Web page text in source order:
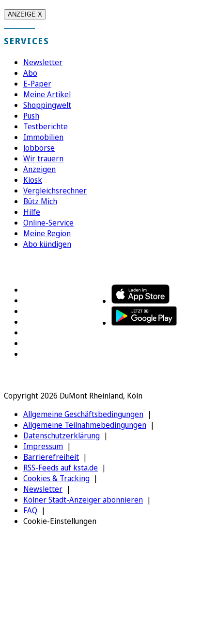
ANZEIGE X
SERVICES
Newsletter
Abo
E-Paper
Meine Artikel
Shoppingwelt
Push
Testberichte
Immobilien
Jobbörse
Wir trauern
Anzeigen
Kiosk
Vergleichsrechner
Bütz Mich
Hilfe
Online-Service
Meine Region
Abo kündigen
Copyright 2026 DuMont Rheinland, Köln
Allgemeine Geschäftsbedingungen
Allgemeine Teilnahmebedingungen
Datenschutzerklärung
Impressum
Barrierefreiheit
RSS-Feeds auf ksta.de
Cookies & Tracking
Newsletter
Kölner Stadt-Anzeiger abonnieren
FAQ
Cookie-Einstellungen